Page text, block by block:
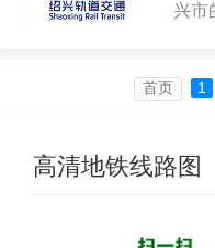
兴市
截...
首页️ 1
高清地铁线路图